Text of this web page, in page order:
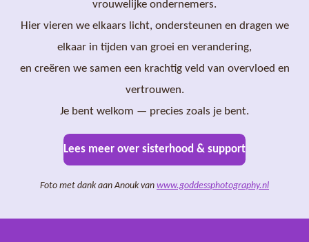
vrouwelijke ondernemers.
Hier vieren we elkaars licht, ondersteunen en dragen we
elkaar in tijden van groei en verandering,
en creëren we samen een krachtig veld van overvloed en
vertrouwen.
Je bent welkom — precies zoals je bent.
Lees meer over sisterhood & support
Foto met dank aan Anouk van www.goddessphotography.nl